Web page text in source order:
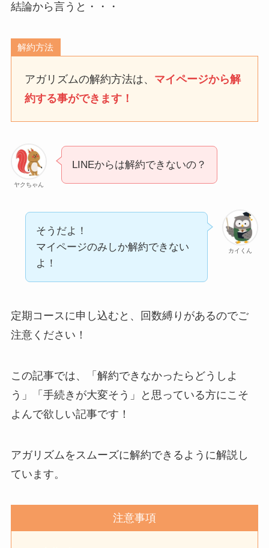
タイミングを詳しく解
説！
なにわサプリ
に手続きする方法ある？
ニューZの解約まとめ！
ワザ
解約できない？バロニー
を電話から解約する方法
結論から言うと・・・
解約方法
アガリズムの解約方法は、 マイページから解
約する事ができます！
ヤクちゃん
LINEからは解約できないの？
カイくん
そうだよ！
マイページのみしか解約できない
よ！
定期コースに申し込むと、回数縛りがあるのでご
注意ください！
この記事では、「解約できなかったらどうしよ
う」「手続きが大変そう」と思っている方にこそ
よんで欲しい記事です！
アガリズムをスムーズに解約できるように解説し
ています。
注意事項